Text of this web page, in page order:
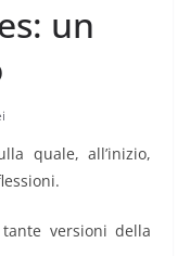
un
quale, all’inizio,
versioni della